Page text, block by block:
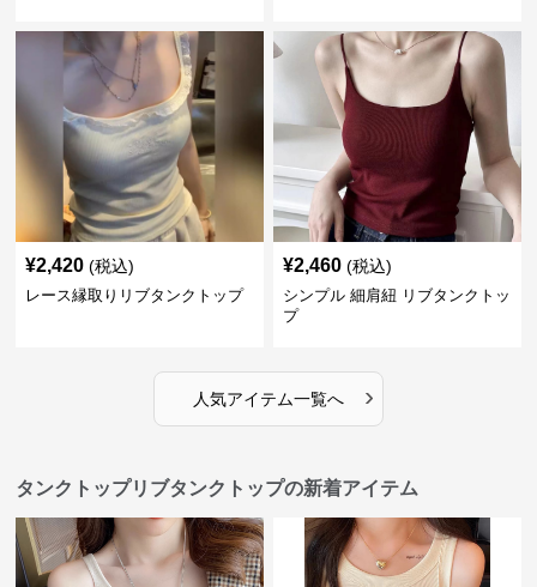
¥2,420 (税込)
レース縁取りリブタンクトップ
¥2,460 (税込)
シンプル 細肩紐 リブタンクトッ
プ
人気アイテム一覧へ ›
タンクトップリブタンクトップの新着アイテム